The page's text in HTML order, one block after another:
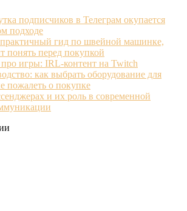
подписчиков в Телеграм окупается
подходе
практичный гид по швейной машинке,
понять перед покупкой
игры: IRL‐контент на Twitch
как выбрать оборудование для
пожалеть о покупке
и их роль в современной